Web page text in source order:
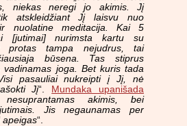
niekas neregi jo akimis. Jį
atskleidžiant Jį laisvu nuo
nuolatine meditacija. Kai 5
[jutimai] nurimsta kartu su
protas tampa nejudrus, tai
būsena. Tas stiprus
vadinamas joga. Bet kuris tada
pasauliai nukreipti į Jį, nė
Jį“.
Mundaka upanišada
akimis, bei
Jis negaunamas per
apeigas“.